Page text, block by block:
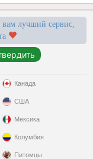
вам лучший сервис,
Канада
США
Мексика
Колумбия
Питомцы